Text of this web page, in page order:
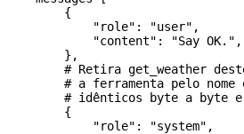
        {
            "role"
: "user" ,
            "content"
: "Say OK." ,
        },
# Retira get_weather
# a ferramenta pelo nome
# idênticos byte a byte
        {
            "role"
: "system" ,